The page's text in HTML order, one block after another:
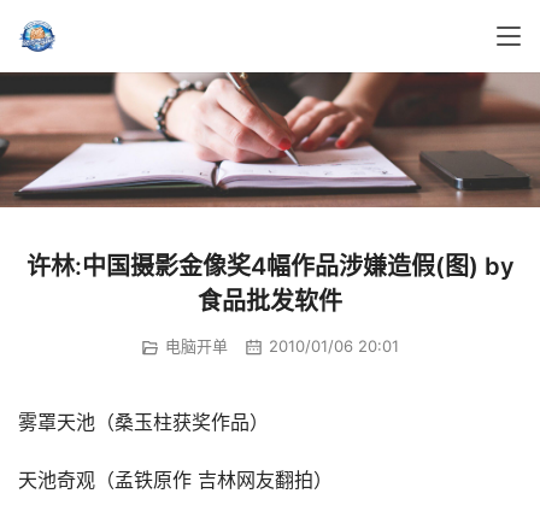
许林:中国摄影金像奖4幅作品涉嫌造假(图) by
食品批发软件
电脑开单 2010/01/06 20:01
雾罩天池（桑玉柱获奖作品）
天池奇观（孟铁原作 吉林网友翻拍）